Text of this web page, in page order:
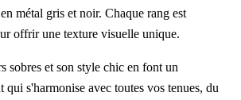
métal gris et noir. Chaque rang est
offrir une texture visuelle unique.
sobres et son style chic en font un
qui s'harmonise avec toutes vos tenues, du